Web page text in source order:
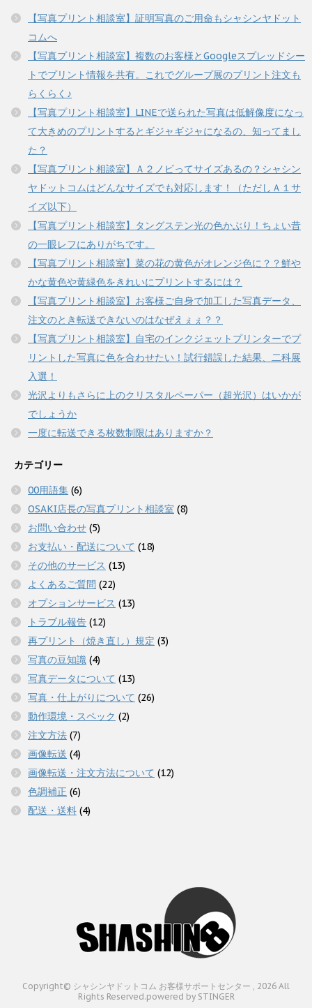
【写真プリント相談室】証明写真のご用命もシャシンヤドット
コムへ
【写真プリント相談室】複数のお客様とGoogleスプレッドシー
トでプリント情報を共有。これでグループ展のプリント注文も
らくらく♪
【写真プリント相談室】LINEで送られた写真は低解像度になっ
て大きめのプリントするとギジャギジャになるの、知ってまし
た？
【写真プリント相談室】Ａ２ノビってサイズあるの？シャシン
ヤドットコムはどんなサイズでも対応します！（ただしＡ１サ
イズ以下）
【写真プリント相談室】タングステン光の色かぶり！ちょい昔
の一眼レフにありがちです。
【写真プリント相談室】菜の花の黄色がオレンジ色に？？鮮や
かな黄色や黄緑色をきれいにプリントするには？
【写真プリント相談室】お客様ご自身で加工した写真データ、
注文のとき転送できないのはなぜえぇぇ？？
【写真プリント相談室】自宅のインクジェットプリンターでプ
リントした写真に色を合わせたい！試行錯誤した結果、二科展
入選！
光沢よりもさらに上のクリスタルペーパー（超光沢）はいかが
でしょうか
一度に転送できる枚数制限はありますか？
カテゴリー
00用語集 (6)
OSAKI店長の写真プリント相談室 (8)
お問い合わせ (5)
お支払い・配送について (18)
その他のサービス (13)
よくあるご質問 (22)
オプションサービス (13)
トラブル報告 (12)
再プリント（焼き直し）規定 (3)
写真の豆知識 (4)
写真データについて (13)
写真・仕上がりについて (26)
動作環境・スペック (2)
注文方法 (7)
画像転送 (4)
画像転送・注文方法について (12)
色調補正 (6)
配送・送料 (4)
Copyright© シャシンヤドットコム お客様サポートセンター , 2026 All
Rights Reserved.powered by STINGER